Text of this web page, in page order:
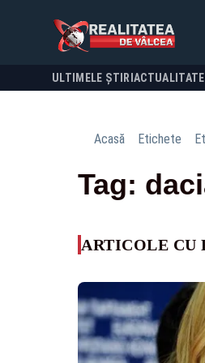
ULTIMELE ȘTIRI ACTUALITATE
Acasă Etichete
Tag:
ARTICOLE CU